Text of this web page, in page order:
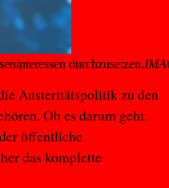
durchzusetzen.
Austeritätspolitik zu den
Ob es darum geht,
öffentliche
das komplette